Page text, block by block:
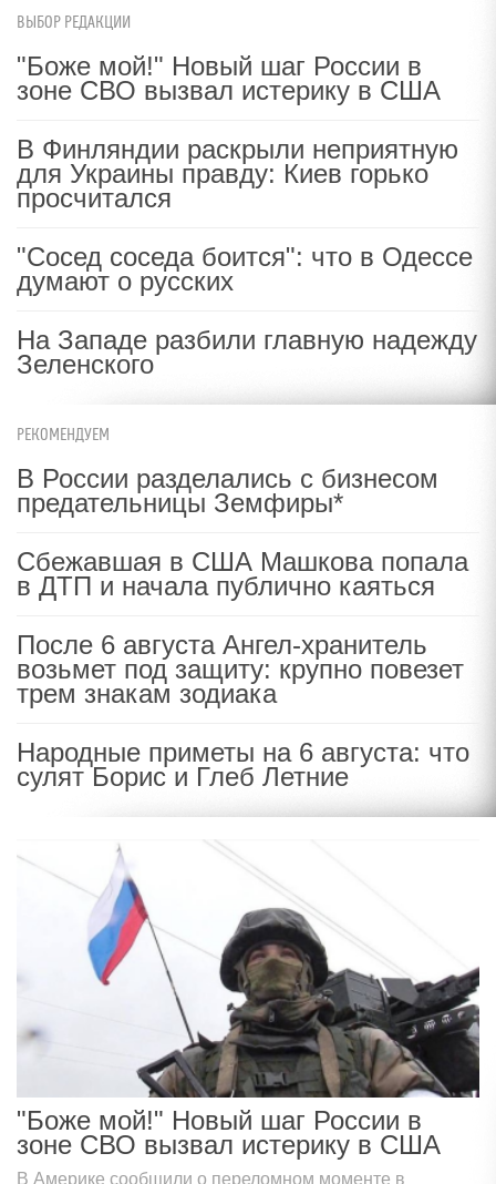
ВЫБОР РЕДАКЦИИ
"Боже мой!" Новый шаг России в
зоне СВО вызвал истерику в США
В Финляндии раскрыли неприятную
для Украины правду: Киев горько
просчитался
"Сосед соседа боится": что в Одессе
думают о русских
На Западе разбили главную надежду
Зеленского
РЕКОМЕНДУЕМ
В России разделались с бизнесом
предательницы Земфиры*
Сбежавшая в США Машкова попала
в ДТП и начала публично каяться
После 6 августа Ангел-хранитель
возьмет под защиту: крупно повезет
трем знакам зодиака
Народные приметы на 6 августа: что
сулят Борис и Глеб Летние
"Боже мой!" Новый шаг России в
зоне СВО вызвал истерику в США
В Америке сообщили о переломном моменте в